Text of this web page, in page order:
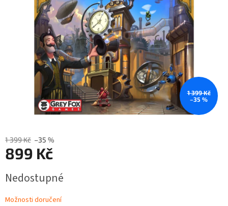
hvězdiček.
1 399 Kč
–35 %
1 399 Kč –35 %
899 Kč
cena:
Nedostupné
Možnosti doručení